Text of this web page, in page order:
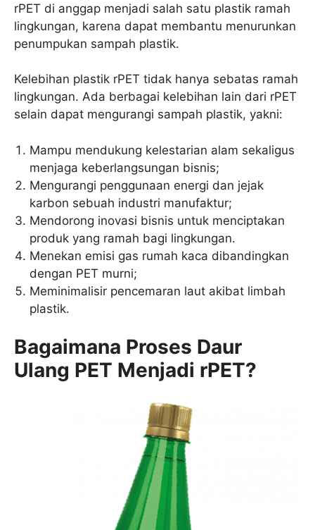
rPET di anggap menjadi salah satu plastik ramah
lingkungan, karena dapat membantu menurunkan
penumpukan sampah plastik.
Kelebihan plastik rPET tidak hanya sebatas ramah
lingkungan. Ada berbagai kelebihan lain dari rPET
selain dapat mengurangi sampah plastik, yakni:
Mampu mendukung kelestarian alam sekaligus
menjaga keberlangsungan bisnis;
Mengurangi penggunaan energi dan jejak
karbon sebuah industri manufaktur;
Mendorong inovasi bisnis untuk menciptakan
produk yang ramah bagi lingkungan.
Menekan emisi gas rumah kaca dibandingkan
dengan PET murni;
Meminimalisir pencemaran laut akibat limbah
plastik.
Bagaimana Proses Daur
Ulang PET Menjadi rPET?